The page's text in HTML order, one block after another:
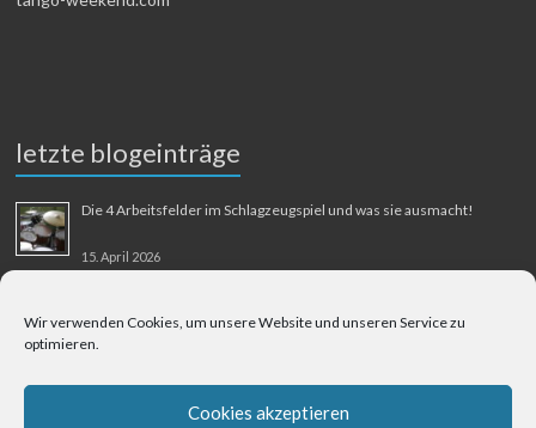
Wir verwenden Cookies, um unsere Website und unseren Service zu
optimieren.
Cookies akzeptieren
letzte blogeinträge
Die 4 Arbeitsfelder im Schlagzeugspiel und was sie ausmacht!
15. April 2026
31. August 2025
Berliner Flughafen Tegel – Berlin-Bangkok